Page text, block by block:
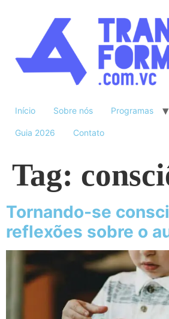
Início Sobre nós Programas
Guia 2026 Contato
Tag:
Tornando-se
reflexões sobre o